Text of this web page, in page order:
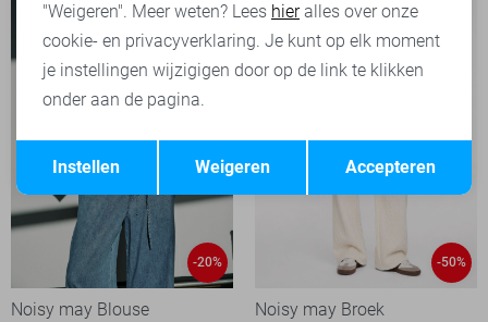
-20%
Noisy may Blouse
-50%
Noisy may Broek
Terug Opslaan
"Weigeren". Meer weten? Lees hieralles over onze
cookie- en privacyverklaring. Je kunt op elk moment
je instellingen wijzigigen door op de link te klikken
onder aan de pagina.
Accepteren
Weigeren
Instellen